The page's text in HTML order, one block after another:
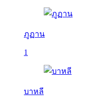
ภูฏาน
1
บาหลี